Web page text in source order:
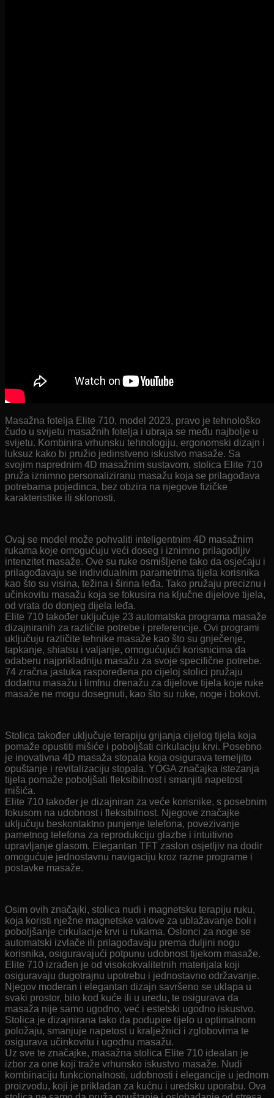
Masažna fotelja Elite 710, model 2023, pravo je tehnološko
čudo u svijetu masažnih fotelja i ubraja se među najbolje u
svijetu. Kombinira vrhunsku tehnologiju, ergonomski dizajn i
luksuz kako bi pružio jedinstveno iskustvo masaže. Sa
svojim naprednim 4D masažnim sustavom, stolica Elite 710
pruža iznimno personaliziranu masažu koja se prilagođava
potrebama pojedinca, bez obzira na njegove fizičke
karakteristike ili sklonosti.
Ovaj se model može pohvaliti inteligentnim 4D masažnim
rukama koje omogućuju veći doseg i iznimno prilagodljiv
intenzitet masaže. Ove su ruke osmišljene tako da osjećaju i
prilagođavaju se individualnim parametrima tijela korisnika
kao što su visina, težina i širina leđa. Tako pružaju preciznu i
učinkovitu masažu koja se fokusira na ključne dijelove tijela,
od vrata do donjeg dijela leđa.
Elite 710 također uključuje 23 automatska programa masaže
dizajniranih za različite potrebe i preferencije. Ovi programi
uključuju različite tehnike masaže kao što su gnječenje,
tapkanje, shiatsu i valjanje, omogućujući korisnicima da
odaberu najprikladniju masažu za svoje specifične potrebe.
74 zračna jastuka raspoređena po cijeloj stolici pružaju
dodatnu masažu i limfnu drenažu za dijelove tijela koje ruke
masaže ne mogu dosegnuti, kao što su ruke, noge i bokovi.
Stolica također uključuje terapiju grijanja cijelog tijela koja
pomaže opustiti mišiće i poboljšati cirkulaciju krvi. Posebno
je inovativna 4D masaža stopala koja osigurava temeljito
opuštanje i revitalizaciju stopala. YOGA značajka istezanja
tijela pomaže poboljšati fleksibilnost i smanjiti napetost
mišića.
Elite 710 također je dizajniran za veće korisnike, s posebnim
fokusom na udobnost i fleksibilnost. Njegove značajke
uključuju beskontaktno punjenje telefona, povezivanje
pametnog telefona za reprodukciju glazbe i intuitivno
upravljanje glasom. Elegantan TFT zaslon osjetljiv na dodir
omogućuje jednostavnu navigaciju kroz razne programe i
postavke masaže.
Osim ovih značajki, stolica nudi i magnetsku terapiju ruku,
koja koristi nježne magnetske valove za ublažavanje boli i
poboljšanje cirkulacije krvi u rukama. Oslonci za noge se
automatski izvlače ili prilagođavaju prema duljini nogu
korisnika, osiguravajući potpunu udobnost tijekom masaže.
Elite 710 izrađen je od visokokvalitetnih materijala koji
osiguravaju dugotrajnu upotrebu i jednostavno održavanje.
Njegov moderan i elegantan dizajn savršeno se uklapa u
svaki prostor, bilo kod kuće ili u uredu, te osigurava da
masaža nije samo ugodno, već i estetski ugodno iskustvo.
Stolica je dizajnirana tako da podupire tijelo u optimalnom
položaju, smanjuje napetost u kralježnici i zglobovima te
osigurava učinkovitu i ugodnu masažu.
Uz sve te značajke, masažna stolica Elite 710 idealan je
izbor za one koji traže vrhunsko iskustvo masaže. Nudi
kombinaciju funkcionalnosti, udobnosti i elegancije u jednom
proizvodu, koji je prikladan za kućnu i uredsku uporabu. Ova